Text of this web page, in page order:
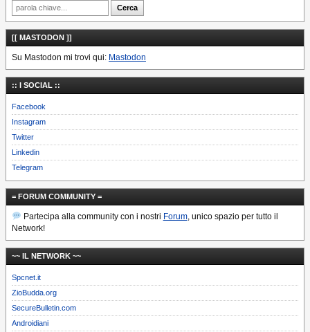
[[ MASTODON ]]
Su Mastodon mi trovi qui: Mastodon
:: I SOCIAL ::
Facebook
Instagram
Twitter
Linkedin
Telegram
= FORUM COMMUNITY =
Partecipa alla community con i nostri Forum, unico spazio per tutto il
Network!
~~ IL NETWORK ~~
Spcnet.it
ZioBudda.org
SecureBulletin.com
Androidiani